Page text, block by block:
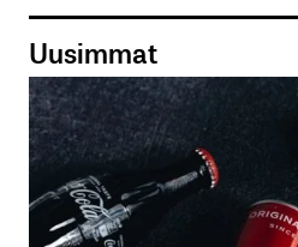
Uusimmat